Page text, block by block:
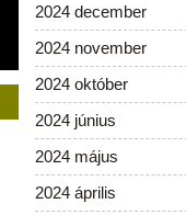
2024 december
2024 november
2024 október
2024 június
2024 május
2024 április